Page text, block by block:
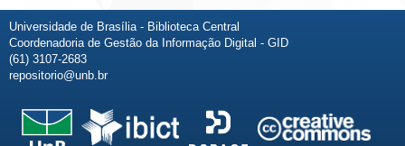
Universidade de Brasília - Biblioteca Central
Coordenadoria de Gestão da Informação Digital - GID
(61) 3107-2683
repositorio@unb.br